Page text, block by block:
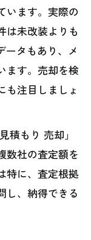
います。実際の
は未改装よりも
ータもあり、メ
ます。売却を検
も注目しましょ
積もり 売却」
数社の査定額を
特に、査定根拠
し、納得できる